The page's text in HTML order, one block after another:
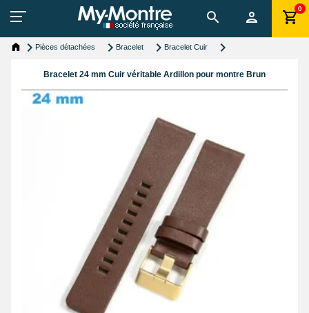
0
Pièces détachées Bracelet Bracelet Cuir
Bracelet 24 mm Cuir véritable Ardillon pour montre Brun